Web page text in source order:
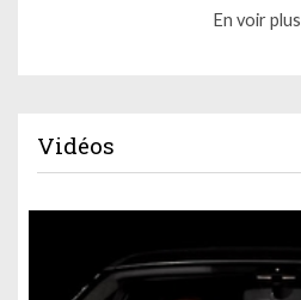
En voir plus
Vidéos